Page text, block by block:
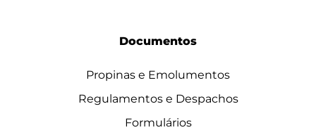
Documentos
Propinas e Emolumentos
Regulamentos e Despachos
Formulários